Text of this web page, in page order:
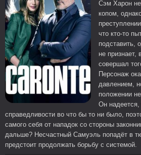
Сэм Харон
копом,
что кто-то
подставить,
не признает,
совершал
Персонаж
давлением,
положении
Он надеется,
справедливости во что бы то ни было,
самого себя от нападок со стороны
дальше? Несчастный Самуэль попадёт в
предстоит продолжать борьбу с системой.